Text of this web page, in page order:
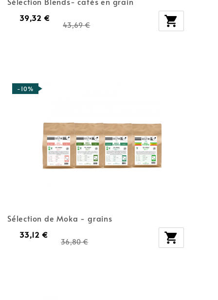
39,32 €
43,69 € 
-10%
Sélection de Moka - grains
33,12 €
36,80 € 